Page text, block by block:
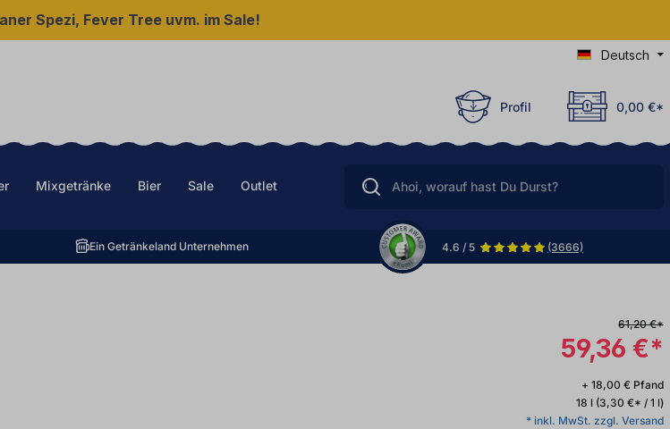
Spezi, Fever Tree uvm. im Sale!
Deutsch
Profil 0,00 €*
Mixgetränke Bier Sale Outlet
Ein Getränkeland Unternehmen 4.6 / 5 (3666)
61,20 €*
59,36 €*
+ 18,00 € Pfand
18 l (3,30 €* / 1 l)
* inkl. MwSt. zzgl. Versand